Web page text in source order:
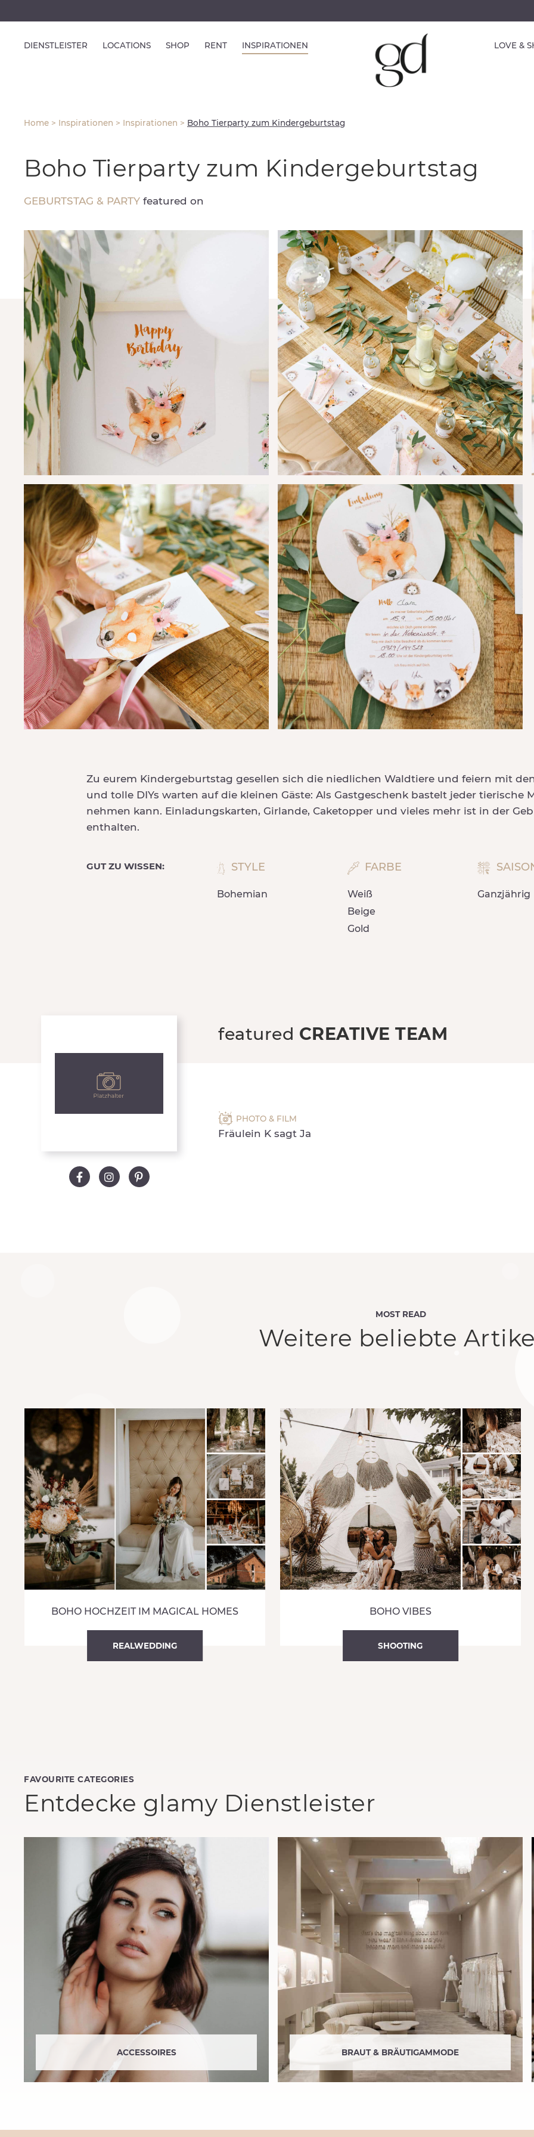
DIENSTLEISTER LOCATIONS SHOP RENT INSPIRATIONEN LOVE &
Home > Inspirationen > Inspirationen > Boho Tierparty zum Kindergeburtstag
Boho Tierparty zum Kindergeburtstag
GEBURTSTAG & PARTY featured on
Zu eurem Kindergeburtstag gesellen sich die niedlichen Waldtiere und feiern mit
und tolle DIYs warten auf die kleinen Gäste: Als Gastgeschenk bastelt jeder tierische
nehmen kann. Einladungskarten, Girlande, Caketopper und vieles mehr ist in der
enthalten.
GUT ZU WISSEN: STYLE
Bohemian
FARBE
Weiß
Beige
Gold
Ganzjährig
featured CREATIVE TEAM
PHOTO & FILM
Fräulein K sagt Ja
MOST READ
Weitere beliebte
BOHO HOCHZEIT IM MAGICAL HOMES
REALWEDDING
BOHO VIBES
SHOOTING
FAVOURITE CATEGORIES
Entdecke glamy Dienstleister
ACCESSOIRES BRAUT & BRÄUTIGAMMODE